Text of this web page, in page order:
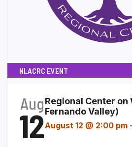
NLACRC EVENT
Aug
12
Regional Center on
Fernando Valley)
August 12 @ 2:00 pm -